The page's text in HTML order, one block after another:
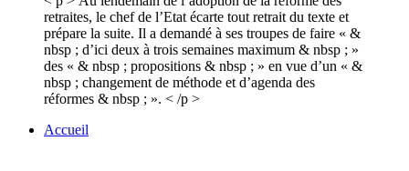
retraites, le chef de l’Etat écarte tout retrait du texte et
prépare la suite. Il a demandé à ses troupes de faire « &
nbsp ; d’ici deux à trois semaines maximum & nbsp ; »
des « & nbsp ; propositions & nbsp ; » en vue d’un « &
nbsp ; changement de méthode et d’agenda des
réformes & nbsp ; ». < /p >
Accueil